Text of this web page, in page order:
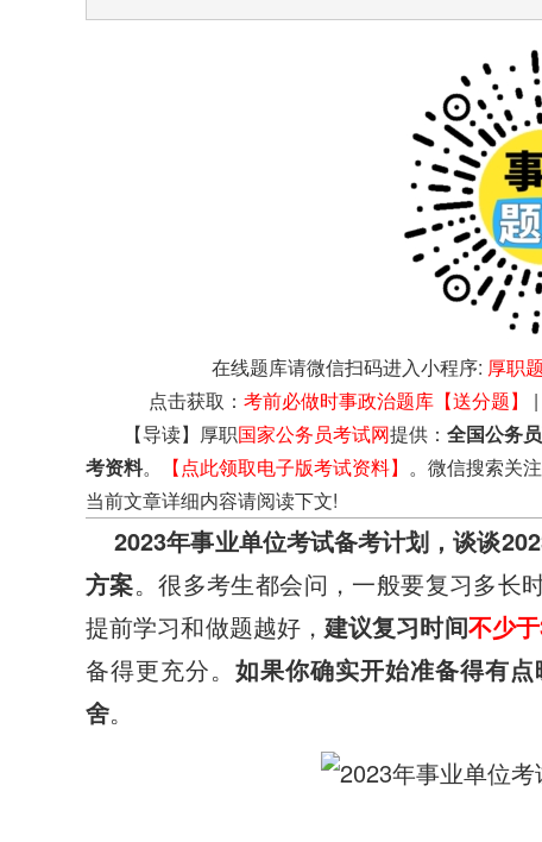
在线题库请微信扫码进入小程序: 厚职
点击获取： 考前必做时事政治题库【送分题】 |
【导读】厚职国家公务员考试网提供： 全国公务
考资料。 【点此领取电子版考试资料】 。微信搜索关
当前文章详细内容请阅读下文!
2023年事业单位考试备考计划，谈谈
方案。很多考生都会问，一般要复习多长
提前学习和做题越好，建议复习时间不少
备得更充分。 如果你确实开始准备得有
舍。